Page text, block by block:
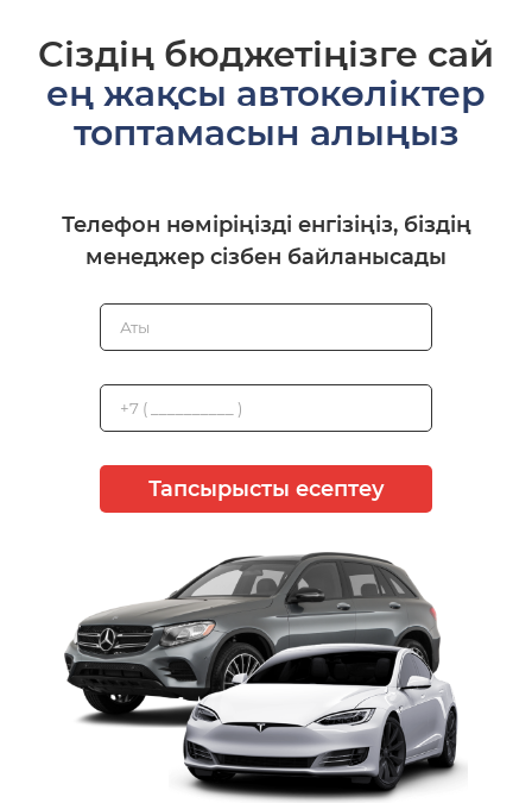
Сіздің бюджетіңізге сай
ең жақсы автокөліктер
топтамасын алыңыз
Телефон нөміріңізді енгізіңіз, біздің
менеджер сізбен байланысады
Тапсырысты есептеу